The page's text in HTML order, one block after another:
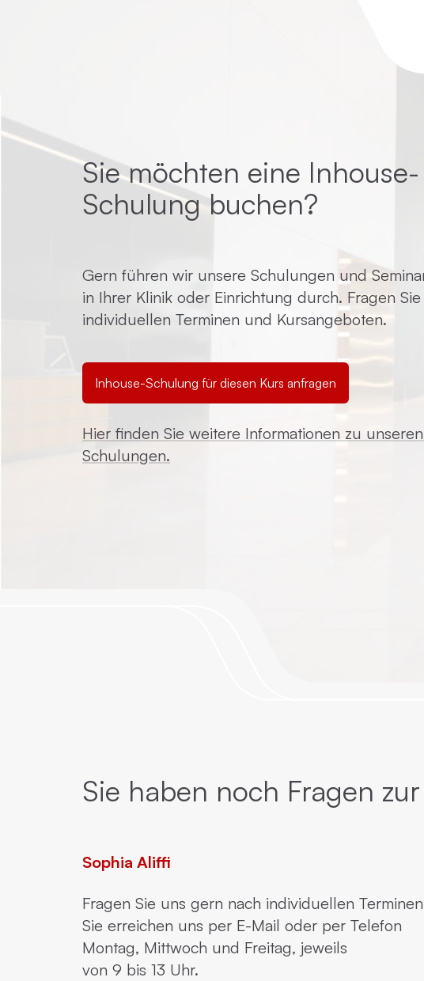
Sie möchten eine Inhouse-
Schulung buchen?
Gern führen wir unsere Schulungen und
in Ihrer Klinik oder Einrichtung durch. Fragen
individuellen Terminen und Kursangeboten.
Inhouse-Schulung für diesen Kurs anfragen
Hier finden Sie weitere Informationen zu
Schulungen.
Sie haben noch Fragen
Sophia Aliffi
Fragen Sie uns gern nach individuellen
Sie erreichen uns per E-Mail oder per Telefon
Montag, Mittwoch und Freitag, jeweils
von 9 bis 13 Uhr.